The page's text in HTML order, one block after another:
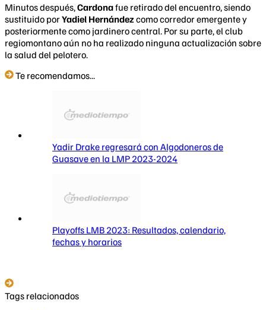
Minutos después,Cardonafue retirado del encuentro, siendo
sustituido porYadiel Hernández como corredor emergente y
posteriormente como jardinero central. Por su parte, el club
regiomontano aún no ha realizado ninguna actualización sobre
la salud del pelotero.
Te recomendamos...
Yadir Drake regresará con Algodoneros de
Guasave en la LMP 2023-2024
Playoffs LMB 2023: Resultados, calendario,
fechas y horarios
Tags relacionados